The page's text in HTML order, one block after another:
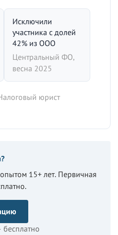
Исключили
участника с долей
42% из ООО
Центральный ФО,
весна 2025
юрист
15+ лет. Первичная